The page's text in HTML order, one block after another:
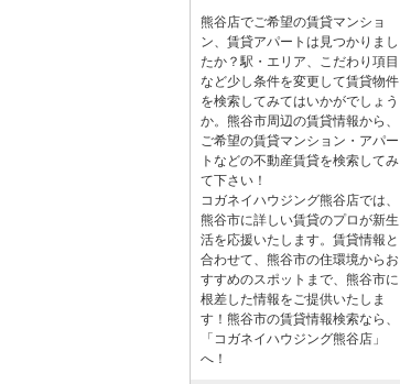
熊谷店でご希望の賃貸マンショ
ン、賃貸アパートは見つかりまし
たか？駅・エリア、こだわり項目
など少し条件を変更して賃貸物件
を検索してみてはいかがでしょう
か。熊谷市周辺の賃貸情報から、
ご希望の賃貸マンション・アパー
トなどの不動産賃貸を検索してみ
て下さい！
コガネイハウジング熊谷店では、
熊谷市に詳しい賃貸のプロが新生
活を応援いたします。賃貸情報と
合わせて、熊谷市の住環境からお
すすめのスポットまで、熊谷市に
根差した情報をご提供いたしま
す！熊谷市の賃貸情報検索なら、
「コガネイハウジング熊谷店」
へ！